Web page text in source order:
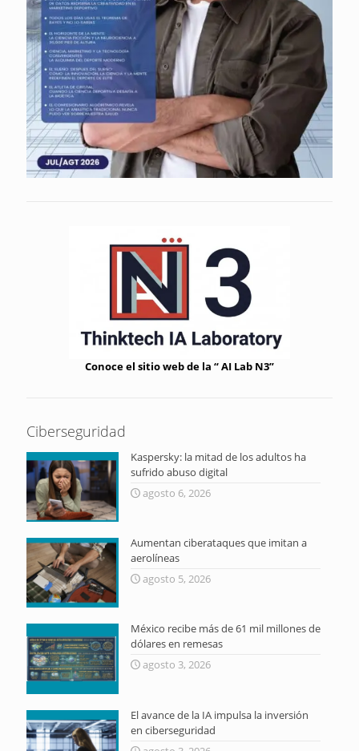
Conoce el sitio web de la “ AI Lab N3”
Ciberseguridad
Kaspersky: la mitad de los adultos ha
sufrido abuso digital
agosto 6, 2026
Aumentan ciberataques que imitan a
aerolíneas
agosto 5, 2026
México recibe más de 61 mil millones de
dólares en remesas
agosto 3, 2026
El avance de la IA impulsa la inversión
en ciberseguridad